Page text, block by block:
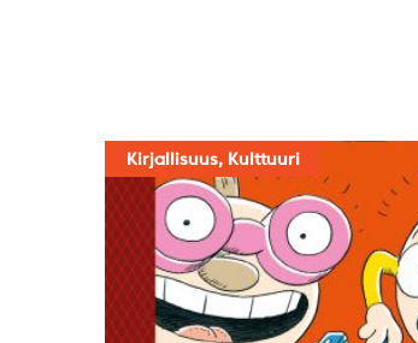
Kirjallisuus, Kulttuuri